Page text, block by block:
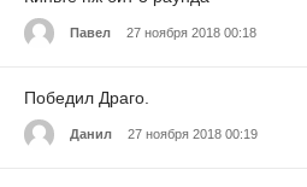
Павел 27 ноября 2018 00:18
Победил Драго.
Данил 27 ноября 2018 00:19